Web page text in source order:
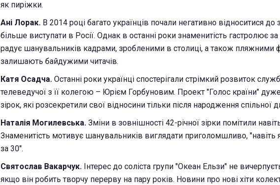
як пиріжки.
Ані Лорак. В 2014 році багато українців почали негативно відноситися до
більше виступати в Росії. Однак в останні роки знаменитість гастролює
радує шанувальників кадрами, зробленими в столиці, а також пляжними
залишають байдужими читачів.
Катя Осадча. Останні роки українці спостерігали стрімкий розвиток
телеведучої з її колегою – Юрієм Горбуновим. Проект "Голос країни"
зірок, які розсекретили свої відносини тільки після народження спільної
Наталія Могилевська. Зміни в зовнішності 42-річної зірки помітили
Знаменитість мотивує шанувальників виглядати приголомшливо,
за 30".
Святослав Вакарчук. Інтерес до соліста групи "Океан Ельзи" не
якщо він робить творчу перерву на пару років. Новини про нові хіти